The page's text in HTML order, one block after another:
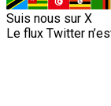
Suis nous sur X
Le flux Twitter